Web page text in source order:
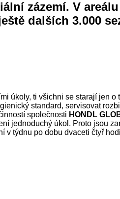
zázemí. V
dalších 3.000
úkoly, ti všichni se starají jen
standard, servisovat
společnosti HONDL
jednoduchý úkol. Proto jsou
v týdnu po dobu dvaceti čtyř